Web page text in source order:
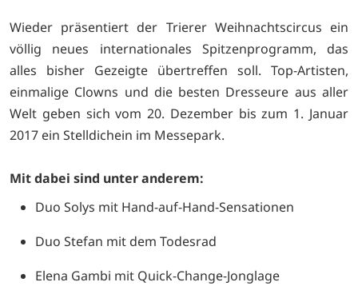
Wieder präsentiert der Trierer Weihnachtscircus ein
völlig neues internationales Spitzenprogramm, das
alles bisher Gezeigte übertreffen soll. Top-Artisten,
einmalige Clowns und die besten Dresseure aus aller
Welt geben sich vom 20. Dezember bis zum 1. Januar
2017 ein Stelldichein im Messepark.
Mit dabei sind unter anderem:
Duo Solys mit Hand-auf-Hand-Sensationen
Duo Stefan mit dem Todesrad
Elena Gambi mit Quick-Change-Jonglage